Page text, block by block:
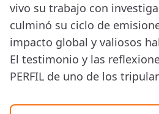
vivo su trabajo con
culminó su ciclo de
impacto global y valiosos
El testimonio y las
PERFIL de uno de los